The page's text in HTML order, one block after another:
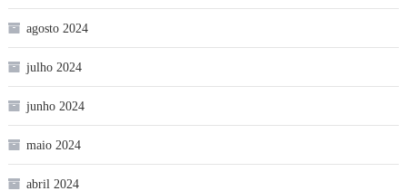
agosto 2024
julho 2024
junho 2024
maio 2024
abril 2024